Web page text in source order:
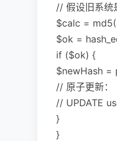
// 假设旧系
$calc =
$ok =
if ($ok) {
$newHash =
// 原子更新：
// UPDATE
}
}